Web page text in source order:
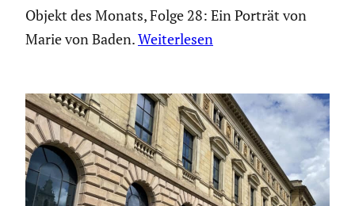
Objekt des Monats, Folge 28: Ein Porträt von
Marie von Baden.Weiter­lesen